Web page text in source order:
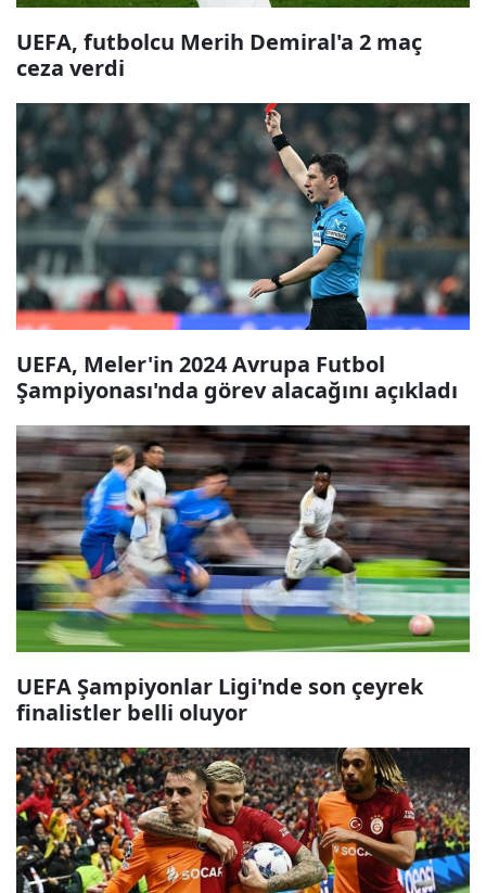
UEFA, futbolcu Merih Demiral'a 2 maç
ceza verdi
UEFA, Meler'in 2024 Avrupa Futbol
Şampiyonası'nda görev alacağını açıkladı
UEFA Şampiyonlar Ligi'nde son çeyrek
finalistler belli oluyor